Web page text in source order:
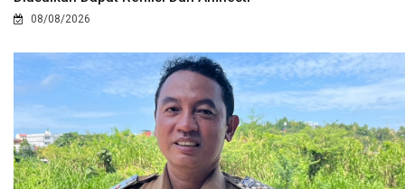
08/08/2026